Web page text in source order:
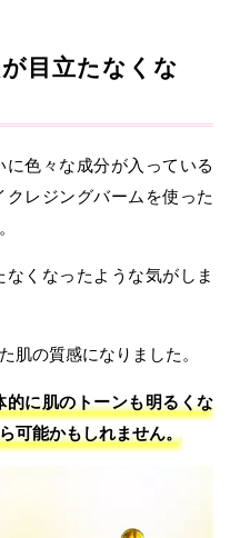
目立たなくな
色々な成分が入っている
レジングバームを使った
くなったような気がしま
肌の質感になりました。
に肌のトーンも明るくな
可能かもしれません。